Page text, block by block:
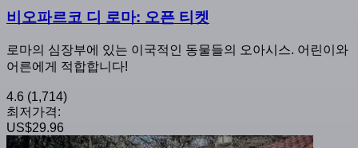
비오파르코 디 로마: 오픈 티켓
로마의 심장부에 있는 이국적인 동물들의 오아시스. 어린이와
어른에게 적합합니다!
4.6 (1,714)
최저가격:
US$29.96